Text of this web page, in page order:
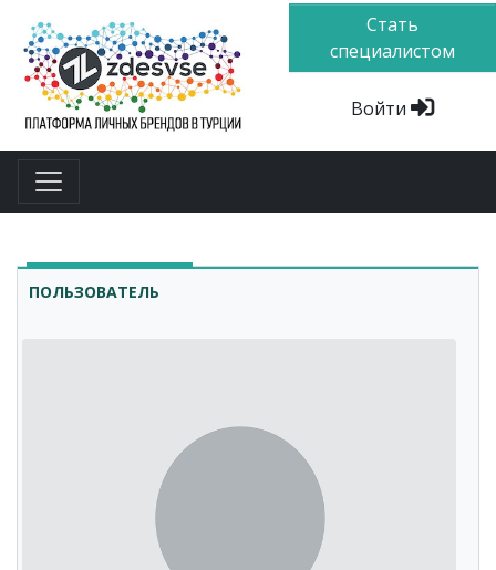
Стать
специалистом
Войти
ПОЛЬЗОВАТЕЛЬ